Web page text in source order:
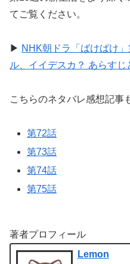
てご覧ください。
▶ NHK朝ドラ「ばけばけ
ル、イイデスカ？ あらすじ
こちらのネタバレ感想記事
第72話
第73話
第74話
第75話
著者プロフィール
Lemon